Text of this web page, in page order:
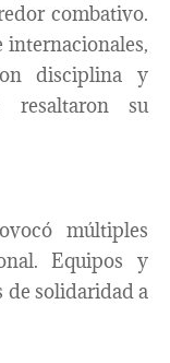
combativo.
internacionales,
disciplina y
resaltaron su
múltiples
Equipos y
de solidaridad a